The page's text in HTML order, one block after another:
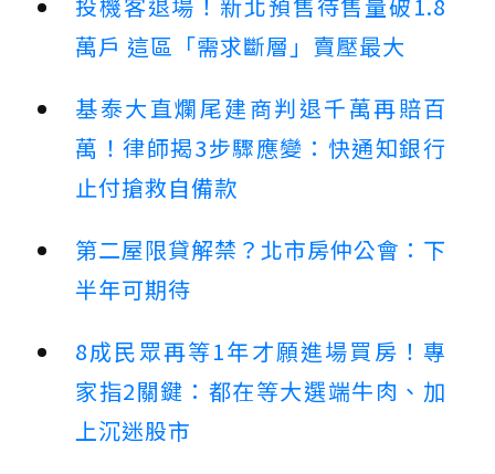
萬戶 這區「需求斷層」賣壓最大
基泰大直爛尾建商判退千萬再賠百
萬！律師揭3步驟應變：快通知銀行
止付搶救自備款
第二屋限貸解禁？北市房仲公會：下
半年可期待
8成民眾再等1年才願進場買房！專
家指2關鍵：都在等大選端牛肉、加
上沉迷股市